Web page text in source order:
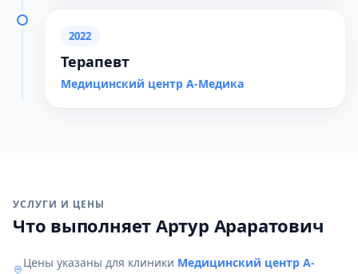
2022
Терапевт
Медицинский центр А-Медика
УСЛУГИ И ЦЕНЫ
Что выполняет Артур Араратович
Цены указаны для клиники Медицинский центр А-